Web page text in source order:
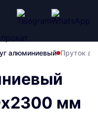
алюминиевый Пруток
мм